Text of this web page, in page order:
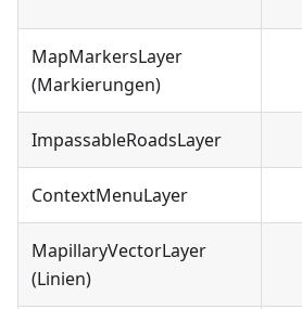
MapMarkersLayer
(Markierungen)
ImpassableRoadsLayer
ContextMenuLayer
MapillaryVectorLayer
(Linien)